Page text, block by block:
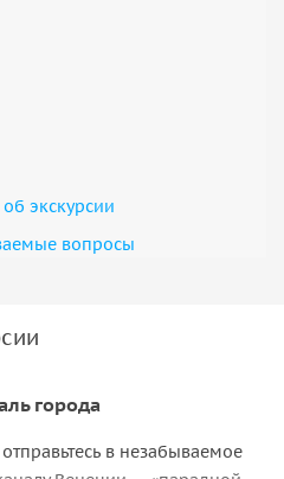
экскурсии
вопросы
города
в незабываемое